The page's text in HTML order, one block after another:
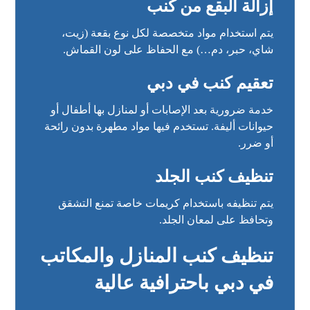
إزالة البقع من كنب
يتم استخدام مواد متخصصة لكل نوع بقعة (زيت،
شاي، حبر، دم…) مع الحفاظ على لون القماش.
تعقيم كنب في دبي
خدمة ضرورية بعد الإصابات أو لمنازل بها أطفال أو
حيوانات أليفة. تستخدم فيها مواد مطهرة بدون رائحة
أو ضرر.
تنظيف كنب الجلد
يتم تنظيفه باستخدام كريمات خاصة تمنع التشقق
وتحافظ على لمعان الجلد.
تنظيف كنب المنازل والمكاتب
في دبي باحترافية عالية